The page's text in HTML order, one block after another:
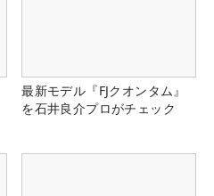
最新モデル『FJクオンタム』
を石井良介プロがチェック